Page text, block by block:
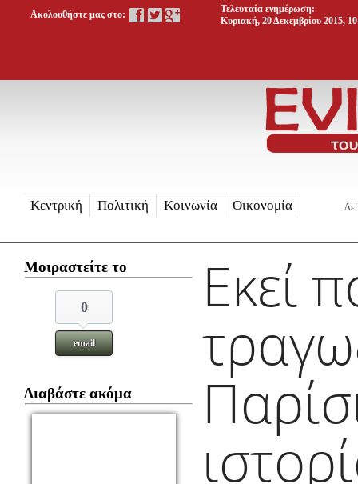
Ακολουθήστε μας στο:
Τελευταία ενημέρωση:
Κυριακή, 20 Δεκεμβρίου 2015,
Κεντρική Πολιτική Κοινωνία Οικονομία
Μοιραστείτε το
0
email
Διαβάστε ακόμα
Εκεί